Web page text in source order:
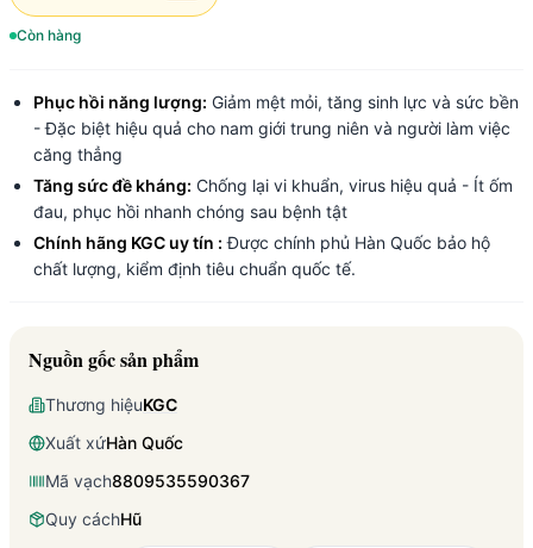
Còn hàng
Phục hồi năng lượng: Giảm mệt mỏi, tăng sinh lực và sức bền
- Đặc biệt hiệu quả cho nam giới trung niên và người làm việc
căng thẳng
Tăng sức đề kháng: Chống lại vi khuẩn, virus hiệu quả - Ít ốm
đau, phục hồi nhanh chóng sau bệnh tật
Chính hãng KGC uy tín : Được chính phủ Hàn Quốc bảo hộ
chất lượng, kiểm định tiêu chuẩn quốc tế.
Nguồn gốc sản phẩm
Thương hiệuKGC
Xuất xứHàn Quốc
Mã vạch8809535590367
Quy cáchHũ